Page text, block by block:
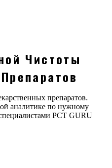
Чистоты
препаратов.
аналитике по нужному
PCT GURU